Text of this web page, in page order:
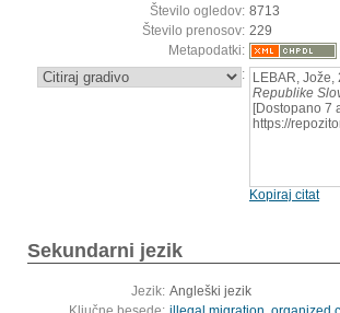
Število ogledov: 8713
Število prenosov: 229
Metapodatki:
: LEBAR, Jože,
Republike
[Dostopano 7
https://
Kopiraj citat
Sekundarni jezik
Jezik: Angleški jezik